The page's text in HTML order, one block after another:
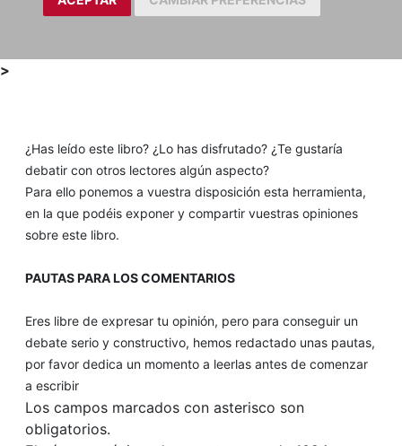
>
¿Has leído este libro? ¿Lo has disfrutado? ¿Te gustaría
debatir con otros lectores algún aspecto?
Para ello ponemos a vuestra disposición esta herramienta,
en la que podéis exponer y compartir vuestras opiniones
sobre este libro.
PAUTAS PARA LOS COMENTARIOS
Eres libre de expresar tu opinión, pero para conseguir un
debate serio y constructivo, hemos redactado unas pautas,
por favor dedica un momento a leerlas antes de comenzar
a escribir
Los campos marcados con asterisco son
obligatorios.